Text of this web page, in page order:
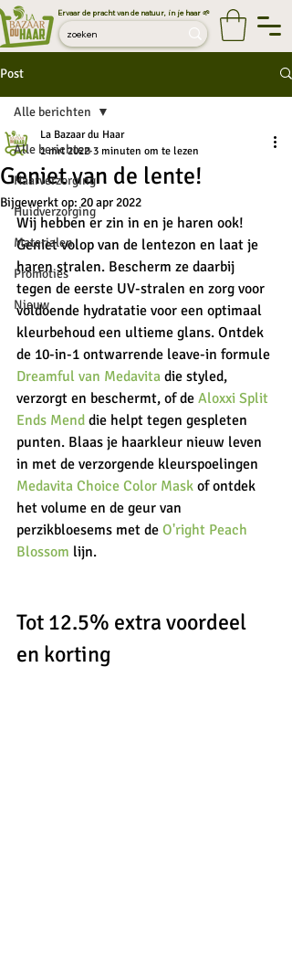
Ervaar de pracht van de natuur, in je haar 🌱
Post
Alle berichten
Haarverzorging
Huidverzorging
Materialen
Promoties
Nieuw
Alle berichten
Geniet van de lente!
La Bazaar du Haar
1 mrt 2022 3 minuten om te lezen
Bijgewerkt op: 20 apr 2022
Wij hebben er zin in en je haren ook!
Geniet volop van de lentezon en laat je
haren stralen. Bescherm ze daarbij
tegen de eerste UV-stralen en zorg voor
voldoende hydratatie voor een optimaal
kleurbehoud een ultieme glans. Ontdek
de 10-in-1 ontwarrende leave-in formule
Dreamful van Medavita die styled,
verzorgt en beschermt, of de Aloxxi Split
Ends Mend die helpt tegen gespleten
punten. Blaas je haarkleur nieuw leven
in met de verzorgende kleurspoelingen
Medavita Choice Color Mask of ontdek
het volume en de geur van
perzikbloesems met de O'right Peach
Blossom lijn.
Tot 12.5% extra voordeel
en korting